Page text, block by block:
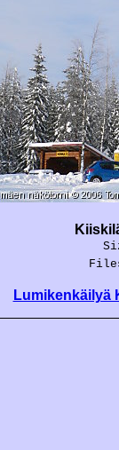
Lumikenkäilyä